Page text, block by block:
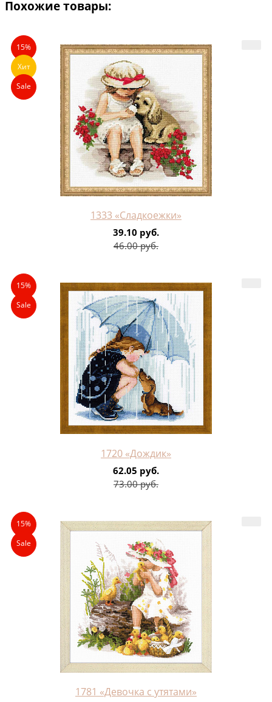
Похожие товары:
15%
Хит
Sale
1333 «Сладкоежки»
39.10 руб.
46.00 руб.
15%
Sale
1720 «Дождик»
62.05 руб.
73.00 руб.
15%
Sale
1781 «Девочка с утятами»